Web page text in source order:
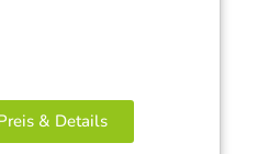
& Details